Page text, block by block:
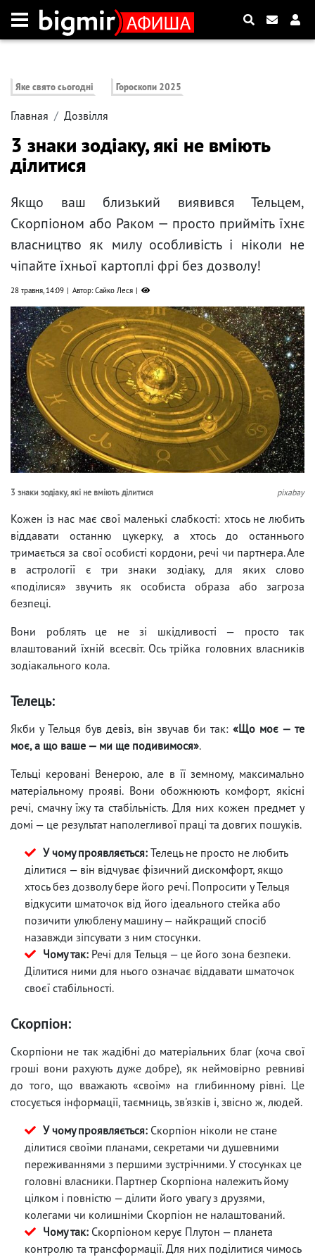
Яке свято сьогодні Гороскопи 2025
Главная Дозвілля
3 знаки зодіаку, які не вміють
ділитися
Якщо ваш близький виявився Тельцем,
Скорпіоном або Раком — просто прийміть їхнє
власництво як милу особливість і ніколи не
чіпайте їхньої картоплі фрі без дозволу!
28 травня, 14:09 Автор: Сайко Леся
3 знаки зодіаку, які не вміють ділитися pixabay
Кожен із нас має свої маленькі слабкості: хтось не любить
віддавати останню цукерку, а хтось до останнього
тримається за свої особисті кордони, речі чи партнера. Але
в астрології є три знаки зодіаку, для яких слово
«поділися» звучить як особиста образа або загроза
безпеці.
Вони роблять це не зі шкідливості — просто так
влаштований їхній всесвіт. Ось трійка головних власників
зодіакального кола.
Телець:
Якби у Тельця був девіз, він звучав би так: «Що моє — те
моє, а що ваше — ми ще подивимося».
Тельці керовані Венерою, але в її земному, максимально
матеріальному прояві. Вони обожнюють комфорт, якісні
речі, смачну їжу та стабільність. Для них кожен предмет у
домі — це результат наполегливої праці та довгих пошуків.
У чому проявляється: Телець не просто не любить
ділитися — він відчуває фізичний дискомфорт, якщо
хтось без дозволу бере його речі. Попросити у Тельця
відкусити шматочок від його ідеального стейка або
позичити улюблену машину — найкращий спосіб
назавжди зіпсувати з ним стосунки.
Чому так: Речі для Тельця — це його зона безпеки.
Ділитися ними для нього означає віддавати шматочок
своєї стабільності.
Скорпіон:
Скорпіони не так жадібні до матеріальних благ (хоча свої
гроші вони рахують дуже добре), як неймовірно ревниві
до того, що вважають «своїм» на глибинному рівні. Це
стосується інформації, таємниць, зв'язків і, звісно ж, людей.
У чому проявляється: Скорпіон ніколи не стане
ділитися своїми планами, секретами чи душевними
переживаннями з першими зустрічними. У стосунках це
головні власники. Партнер Скорпіона належить йому
цілком і повністю — ділити його увагу з друзями,
колегами чи колишніми Скорпіон не налаштований.
Чому так: Скорпіоном керує Плутон — планета
контролю та трансформації. Для них поділитися чимось